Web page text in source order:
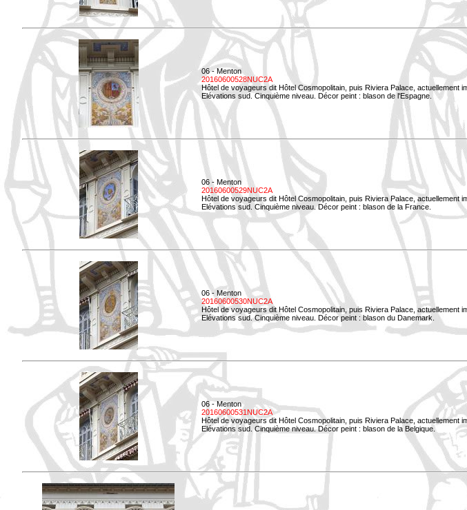
06 - Menton
20160600528NUC2A
Hôtel de voyageurs dit Hôtel Cosmopolitain, puis Riviera Palace, actuellement
Elévations sud. Cinquième niveau. Décor peint : blason de l'Espagne.
06 - Menton
20160600529NUC2A
Hôtel de voyageurs dit Hôtel Cosmopolitain, puis Riviera Palace, actuellement
Elévations sud. Cinquième niveau. Décor peint : blason de la France.
06 - Menton
20160600530NUC2A
Hôtel de voyageurs dit Hôtel Cosmopolitain, puis Riviera Palace, actuellement
Elévations sud. Cinquième niveau. Décor peint : blason du Danemark.
06 - Menton
20160600531NUC2A
Hôtel de voyageurs dit Hôtel Cosmopolitain, puis Riviera Palace, actuellement
Elévations sud. Cinquième niveau. Décor peint : blason de la Belgique.